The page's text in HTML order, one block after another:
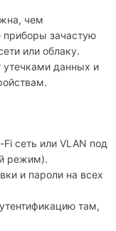
чем
зачастую
или облаку.
утечками данных и
сеть или VLAN под
режим).
и пароли на всех
там,